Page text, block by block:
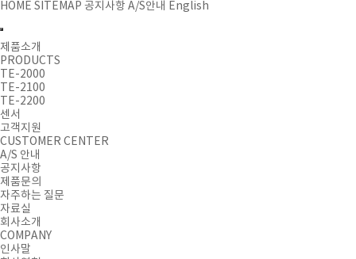
HOME SITEMAP 공지사항 A/S안내 English
제품소개
PRODUCTS
TE-2000
TE-2100
TE-2200
센서
고객지원
CUSTOMER CENTER
A/S 안내
공지사항
제품문의
자주하는 질문
자료실
회사소개
COMPANY
인사말